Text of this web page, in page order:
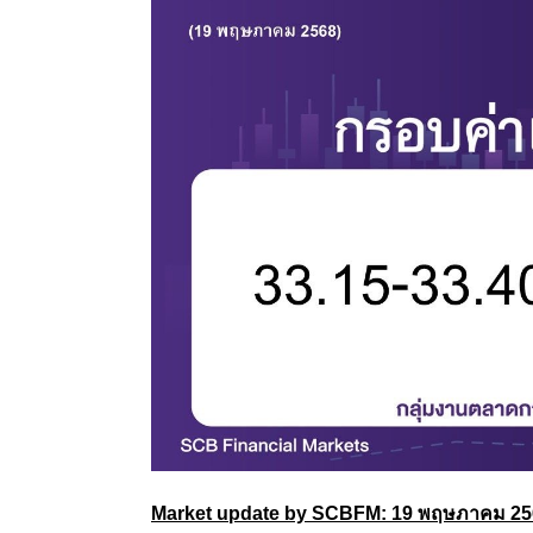
Market update by SCBFM: 19 พฤษภาคม